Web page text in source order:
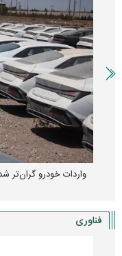
واردات خودرو
فناوری